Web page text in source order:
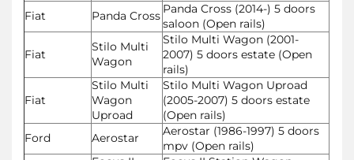
Fiat
Panda Cross Panda Cross (2014-) 5 doors
saloon (Open rails)
Fiat
Stilo Multi
Wagon
Stilo Multi Wagon (2001-
2007) 5 doors estate (Open
rails)
Fiat
Stilo Multi
Wagon
Uproad
Stilo Multi Wagon Uproad
(2005-2007) 5 doors estate
(Open rails)
Ford
Aerostar
Aerostar (1986-1997) 5 doors
mpv (Open rails)